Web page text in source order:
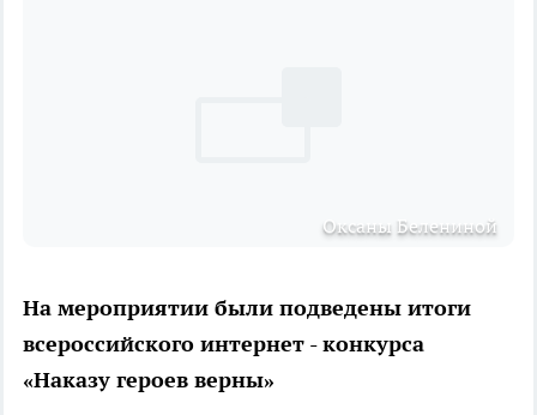
Оксаны Белениной
На мероприятии были подведены итоги
всероссийского интернет - конкурса
«Наказу героев верны»